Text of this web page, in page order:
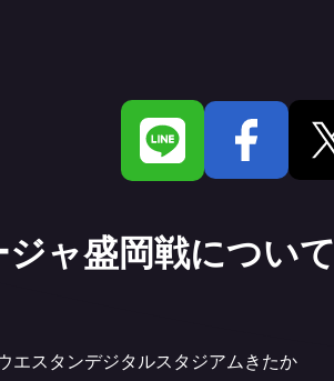
ャ盛岡戦について
スタンデジタルスタジアムきたか